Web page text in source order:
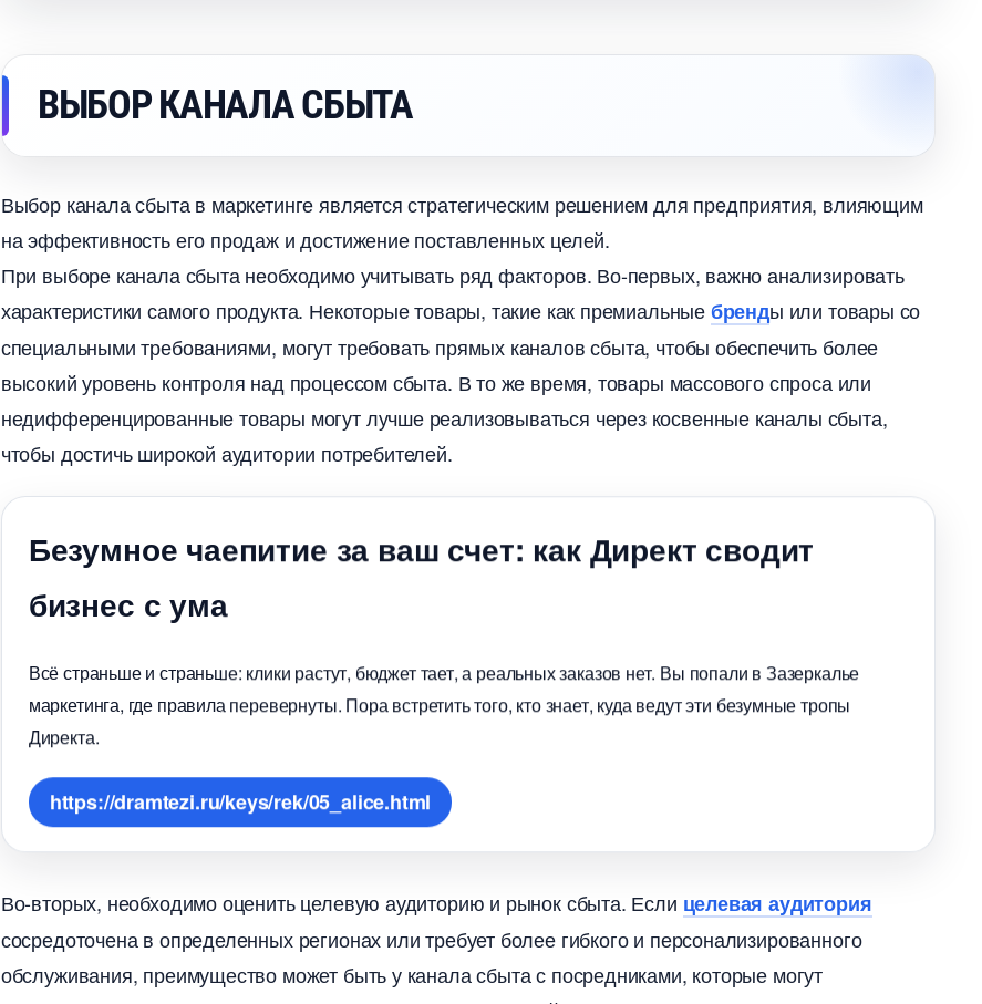
ЫБОР КАНАЛА СБЫТА
ыбор канала сбыта в маркетинге является стратегическим решением для предприятия, влияющим
на эффективность его продаж и достижение поставленных целей.​
При выборе канала сбыта необходимо учитывать ряд факторов. Во-первых, важно анализировать
характеристики самого продукта. Некоторые товары, такие как премиальныеренды или товары со
специальными требованиями, могут требовать прямых каналов сбыта, чтобы обеспечить более
ысокий уровень контроля над процессом сбыта.​ В то же время, товары массового спроса или
недифференцированные товары могут лучше реализовываться через косвенные каналы сбыта,
чтобы достичь широкой аудитории потребителей.​
Безумное чаепитие за ваш счет: как Директ сводит
изнес с ума
сё страньше и страньше: клики растут, бюджет тает, а реальных заказов нет. Вы попали в Зазеркалье
маркетинга, где правила перевернуты. Пора встретить того, кто знает, куда ведут эти безумные тропы
Директа.
https://dramtezi.ru/keys/rek/05_alice.html
о-вторых, необходимо оценить целевую аудиторию и рынок сбыта. Если целевая аудитория
сосредоточена в определенных регионах или требует более гибкого и персонализированного
обслуживания, преимущество может быть у канала сбыта с посредниками, которые могут